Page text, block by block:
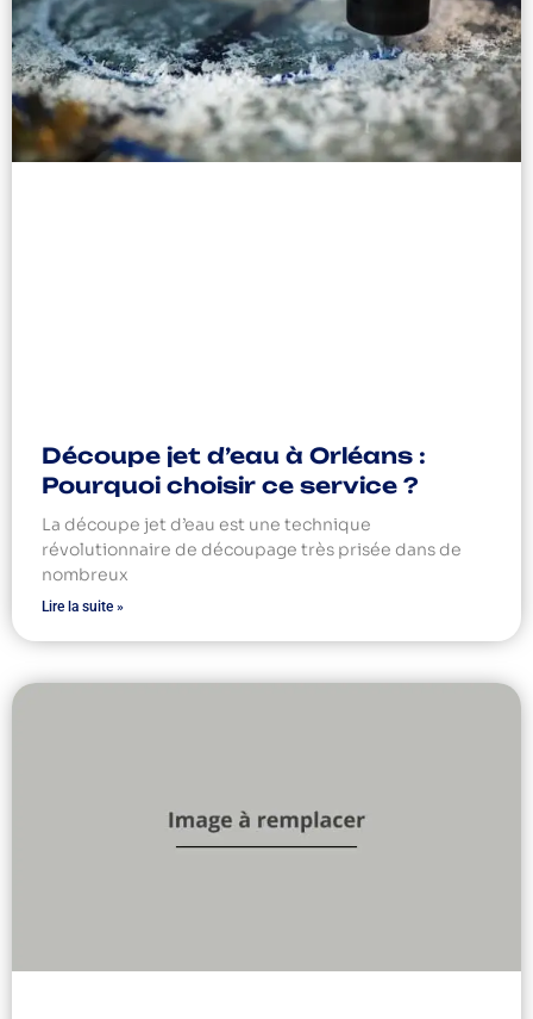
Découpe jet d’eau à Orléans :
Pourquoi choisir ce service ?
La découpe jet d’eau est une technique
révolutionnaire de découpage très prisée dans de
nombreux
Lire la suite »